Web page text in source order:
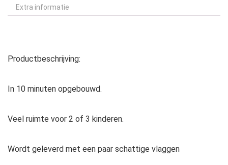
Extra informatie
Productbeschrijving:
In 10 minuten opgebouwd.
Veel ruimte voor 2 of 3 kinderen.
Wordt geleverd met een paar schattige vlaggen